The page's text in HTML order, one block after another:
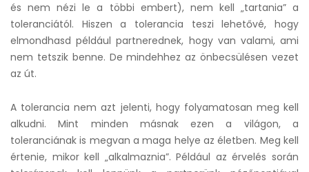
és nem nézi le a többi embert), nem kell „tartania” a
toleranciától. Hiszen a tolerancia teszi lehetővé, hogy
elmondhasd például partnerednek, hogy van valami, ami
nem tetszik benne. De mindehhez az önbecsülésen vezet
az út.
A tolerancia nem azt jelenti, hogy folyamatosan meg kell
alkudni. Mint minden másnak ezen a világon, a
toleranciának is megvan a maga helye az életben. Meg kell
értenie, mikor kell „alkalmaznia”. Például az érvelés során